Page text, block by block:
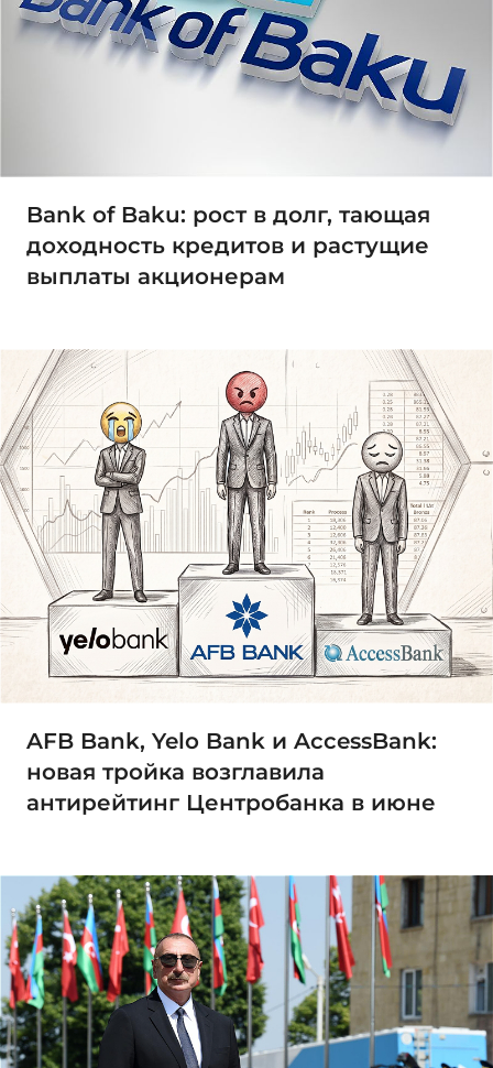
Bank of Baku: рост в долг, тающая
доходность кредитов и растущие
выплаты акционерам
AFB Bank, Yelo Bank и AccessBank:
новая тройка возглавила
антирейтинг Центробанка в июне